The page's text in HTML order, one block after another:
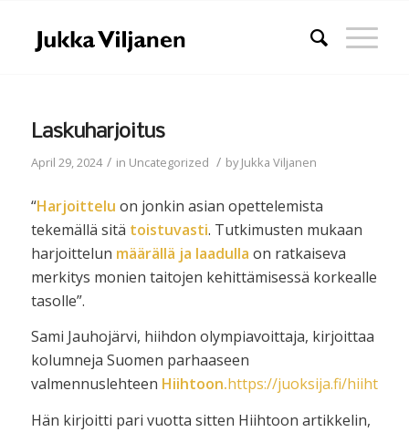
Laskuharjoitus
April 29, 2024 / in Uncategorized / byJukka Viljanen
“Harjoittelu on jonkin asian opettelemista
tekemällä sitä toistuvasti. Tutkimusten mukaan
harjoittelun määrällä ja laadulla on ratkaiseva
merkitys monien taitojen kehittämisessä korkealle
tasolle”.
Sami Jauhojärvi, hiihdon olympiavoittaja, kirjoittaa
kolumneja Suomen parhaaseen
valmennuslehteen Hiihtoon.https://juoksija.fi/hiihto/
Hän kirjoitti pari vuotta sitten Hiihtoon artikkelin,